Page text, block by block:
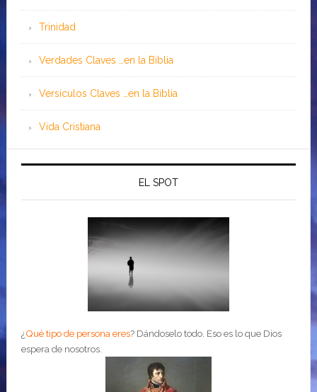
Trinidad
Verdades Claves …en la Biblia
Versículos Claves …en la Biblia
Vida Cristiana
EL SPOT
¿Qué tipo de persona eres? Dándoselo todo. Eso es lo que Dios
espera de nosotros.